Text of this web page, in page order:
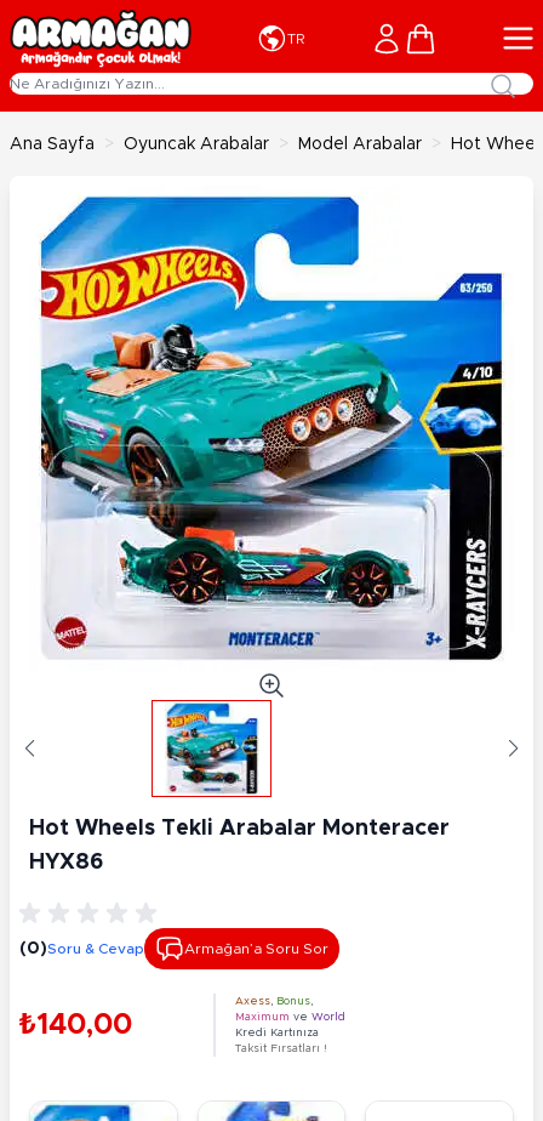
İçeriğe geç
TR Cart
Ana Sayfa > Oyuncak Arabalar > Model Arabalar > Hot
Hot Wheels Tekli Arabalar Monteracer
HYX86
(0)Soru & Cevap Armağan’a Soru Sor
₺140,00
Axess Bonus
Maximum ve World
Kredi Kartınıza
Taksit Fırsatları !